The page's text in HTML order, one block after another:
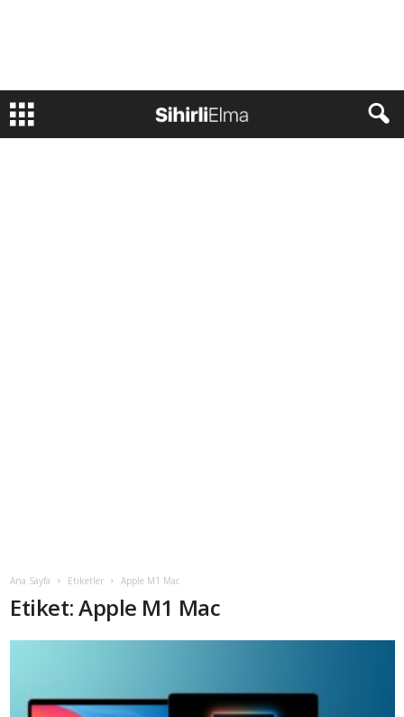
Ana Sayfa Etiketler Apple M1 Mac
Etiket: Apple M1 Mac